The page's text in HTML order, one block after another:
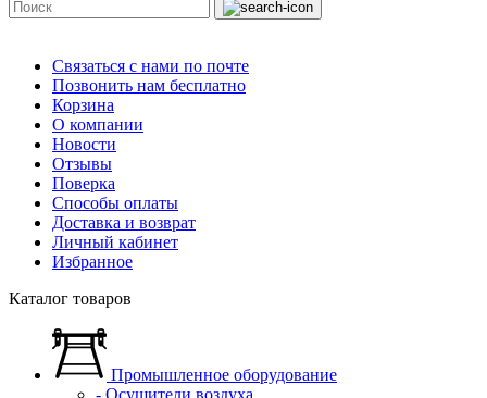
Связаться с нами по почте
Позвонить нам бесплатно
Корзина
О компании
Новости
Отзывы
Поверка
Способы оплаты
Доставка и возврат
Личный кабинет
Избранное
Каталог товаров
Промышленное оборудование
- Осушители воздуха